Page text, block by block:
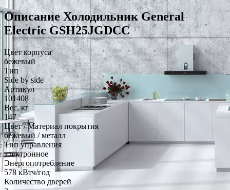
Описание Холодильник General
Electric GSH25JGDCC
Цвет корпуса
бежевый
Тип
Side by side
Артикул
101408
Вес, кг
147
Цвет / Материал покрытия
бежевый / металл
Тип управления
электронное
Энергопотребление
578 кВтч/год
Количество дверей